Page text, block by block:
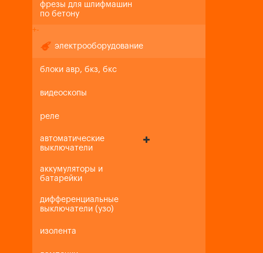
фрезы для шлифмашин
по бетону
+-
электрооборудование
блоки авр, бкз, бкс
видеоскопы
реле
автоматические
выключатели
аккумуляторы и
батарейки
дифференциальные
выключатели (узо)
изолента